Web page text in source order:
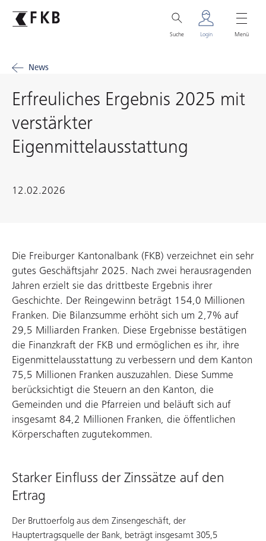
Suche Login Menü
News
Erfreuliches Ergebnis 2025 mit
verstärkter
Eigenmittelausstattung
12.02.2026
Die Freiburger Kantonalbank (FKB) verzeichnet ein sehr
gutes Geschäftsjahr 2025. Nach zwei herausragenden
Jahren erzielt sie das drittbeste Ergebnis ihrer
Geschichte. Der Reingewinn beträgt 154,0 Millionen
Franken. Die Bilanzsumme erhöht sich um 2,7% auf
29,5 Milliarden Franken. Diese Ergebnisse bestätigen
die Finanzkraft der FKB und ermöglichen es ihr, ihre
Eigenmittelausstattung zu verbessern und dem Kanton
75,5 Millionen Franken auszuzahlen. Diese Summe
berücksichtigt die Steuern an den Kanton, die
Gemeinden und die Pfarreien und beläuft sich auf
insgesamt 84,2 Millionen Franken, die öffentlichen
Körperschaften zugutekommen.
Starker Einfluss der Zinssätze auf den
Ertrag
Der Bruttoerfolg aus dem Zinsengeschäft, der
Hauptertragsquelle der Bank, beträgt insgesamt 305,5